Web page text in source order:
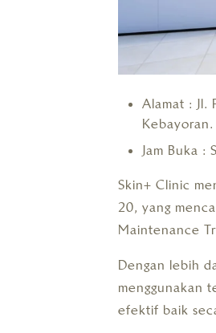
Alamat : Jl.
Jam Buka :
Skin+ Clinic
20, yang
Maintenance
Dengan lebih
menggunakan
efektif baik